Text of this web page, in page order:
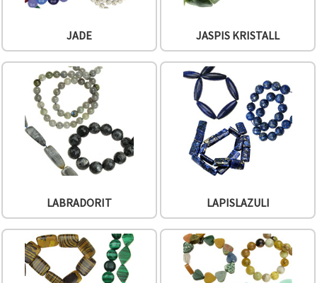
JADE JASPIS KRISTALL
LABRADORIT LAPISLAZULI